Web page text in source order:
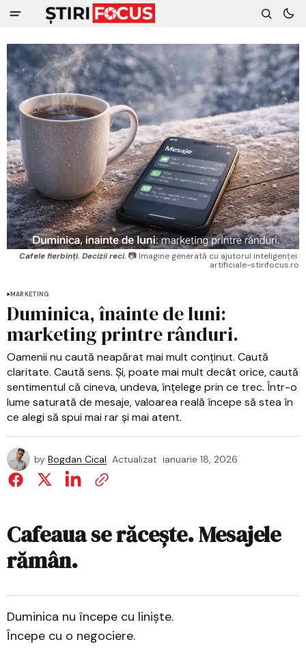
Cafele fierbinți. Decizii reci. 📷 Imagine generată cu ajutorul inteligenței
artificiale-stirifocus.ro
MARKETING
Duminica, înainte de luni:
marketing printre rânduri.
Oamenii nu caută neapărat mai mult conținut. Caută
claritate. Caută sens. Și, poate mai mult decât orice, caută
sentimentul că cineva, undeva, înțelege prin ce trec. Într-o
lume saturată de mesaje, valoarea reală începe să stea în
ce alegi să spui mai rar și mai atent.
by Bogdan Cical Actualizat ianuarie 18, 2026
Cafeaua se răcește. Mesajele
rămân.
Duminica nu începe cu liniște.
Începe cu o negociere.